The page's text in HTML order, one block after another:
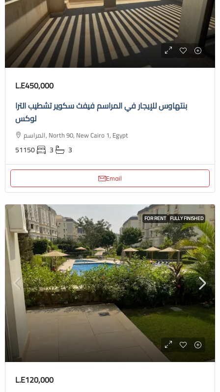
L.E450,000
بنتهاوس للإيجار في المراسم فيفث سكوير تشطيب الترا
لوكس
المراسم, North 90, New Cairo 1, Egypt
51150 3 3
Email
FOR RENT FULLY FINISHED
L.E120,000